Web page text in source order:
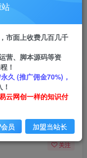
APP下载
GO
助你熟练运用
设计图稿、B端
关注
市面上收费几百几千
营、脚本源码等资
！
久 (推广佣金70%)，
云网创一样的知识付
员 加盟当站长